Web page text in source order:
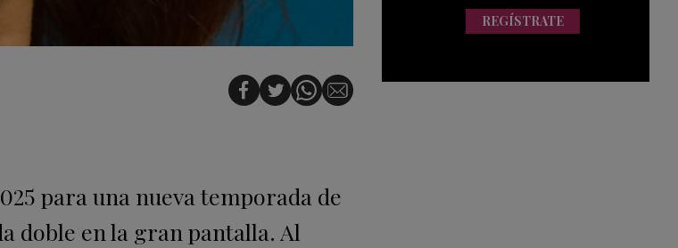
para una nueva temporada de
doble en la gran pantalla. Al
REGÍSTRATE